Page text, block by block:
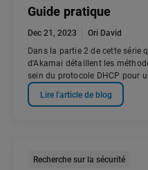
Guide pratique
Dec 21, 2023
Ori David
Dans la partie 2 de cette série
d'Akamai détaillent les
sein du protocole DHCP pour
Lire l'article de blog
Recherche sur la sécurité